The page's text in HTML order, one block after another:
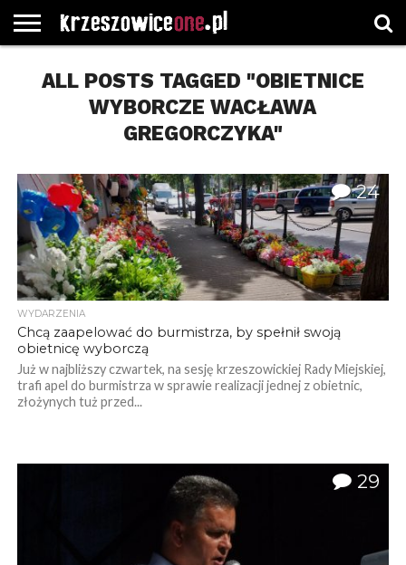
GŁÓWNA
WYBORY
SAMORZĄDOWE
WYBIERZ
KATEGORIE
ROZKŁADY
JAZDY
GREGORCZYK
WATCH
KONTAKT
ALL POSTS TAGGED "OBIETNICE
WYBORCZE WACŁAWA
GREGORCZYKA"
24
WYDARZENIA
Chcą zaapelować do burmistrza, by spełnił swoją
obietnicę wyborczą
Już w najbliższy czwartek, na sesję krzeszowickiej Rady Miejskiej,
trafi apel do burmistrza w sprawie realizacji jednej z obietnic,
złożynych tuż przed...
29